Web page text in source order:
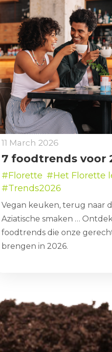
11 March 2026
7 foodtrends voor
#Florette #Het Florette
#Trends2026
Vegan keuken, terug naar
Aziatische smaken …
foodtrends die onze
brengen in 2026.